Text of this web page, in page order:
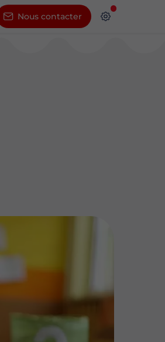
Nous contacter